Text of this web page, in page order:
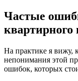
Частые
На практике я вижу,
непонимания этой
ошибок, которых